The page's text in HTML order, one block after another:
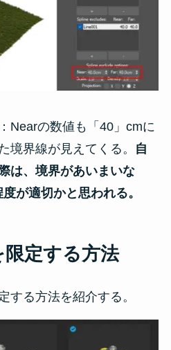
Nearの数値も「40」cmに
境界線が見えてくる。
自
は、境界があいまいな
が適切かと思われる。
定する方法
する方法を紹介する。